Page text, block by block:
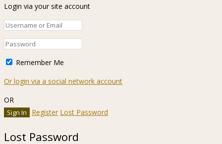
Login via your site account
Remember Me
Or login via a social network account
OR
Register Lost Password
Lost Password